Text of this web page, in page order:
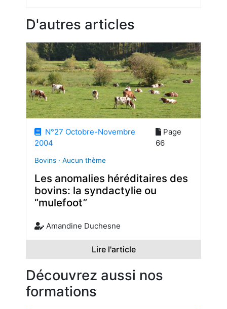
D'autres articles
N°27 Octobre-Novembre
2004
Page
66
Bovins · Aucun thème
Les anomalies héréditaires des
bovins: la syndactylie ou
“mulefoot”
Amandine Duchesne
Lire l'article
Découvrez aussi nos
formations